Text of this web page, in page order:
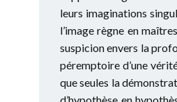
leurs imaginations
l’image règne en
suspicion envers la
péremptoire d’une
que seules la